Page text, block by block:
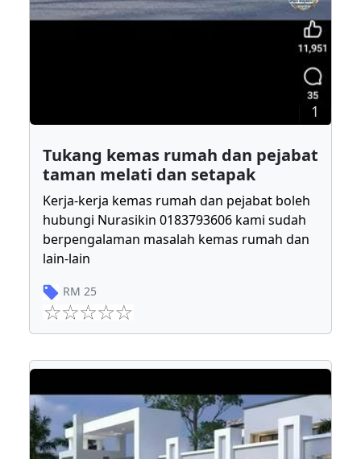
1
Tukang kemas rumah dan pejabat
taman melati dan setapak
Kerja-kerja kemas rumah dan pejabat boleh
hubungi Nurasikin 0183793606 kami sudah
berpengalaman masalah kemas rumah dan
lain-lain
RM 25